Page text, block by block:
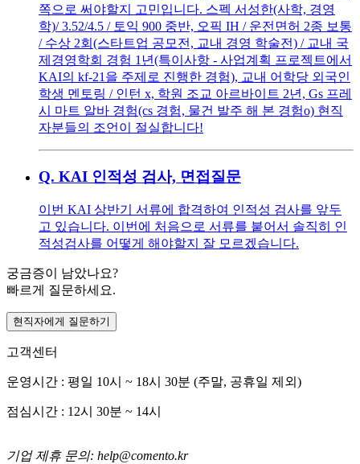
쪽으로 써야할지 고민입니다. 스펙 서성한(사학, 경영
학)/ 3.52/4.5 / 토익 900 중반, 오픽 IH / 운전면허 2종 보통
/ 수상 2회(스타트업 공모전, 교내 경영 학술전) / 교내 국
제경영학회 경험 1년(특이사항 - 사업계획 프로젝트에서
KAI의 kf-21을 주제로 진행한 경험), 교내 어학당 외국인
학생 멘토링 / 인턴 x, 학원 조교 아르바이트 2년, Gs 프레
시 마트 알바 경험(cs 경험, 물건 발주 해 본 경험o) 현직
자분들의 조언이 절실합니다!
Q. KAI 인적성 검사, 면접질문
이번 KAI 상반기 서류에 합격하여 인적성 검사를 앞두
고 있습니다. 이번에 처음으로 서류를 붙어서 솔직히 인
적성검사를 어떻게 해야할지 잘 모르겠습니다.
궁금증이 남았나요?
빠르게 질문하세요.
현직자에게 질문하기
고객센터
운영시간 : 평일 10시 ~ 18시 30분 (주말, 공휴일 제외)
점심시간 : 12시 30분 ~ 14시
기업 제휴 문의: help@comento.kr